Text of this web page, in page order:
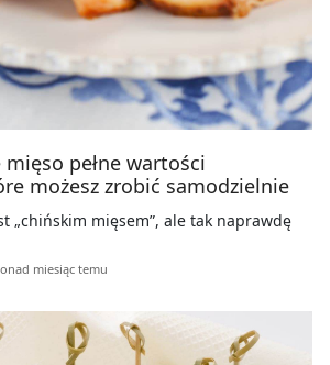
pełne wartości
możesz zrobić samodzielnie
„chińskim mięsem”, ale tak naprawdę
miesiąc temu